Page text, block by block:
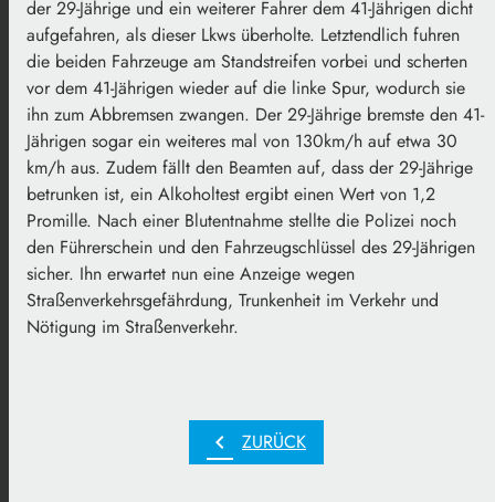
der 29-Jährige und ein weiterer Fahrer dem 41-Jährigen dicht
aufgefahren, als dieser Lkws überholte. Letztendlich fuhren
die beiden Fahrzeuge am Standstreifen vorbei und scherten
vor dem 41-Jährigen wieder auf die linke Spur, wodurch sie
ihn zum Abbremsen zwangen. Der 29-Jährige bremste den 41-
Jährigen sogar ein weiteres mal von 130km/h auf etwa 30
km/h aus. Zudem fällt den Beamten auf, dass der 29-Jährige
betrunken ist, ein Alkoholtest ergibt einen Wert von 1,2
Promille. Nach einer Blutentnahme stellte die Polizei noch
den Führerschein und den Fahrzeugschlüssel des 29-Jährigen
sicher. Ihn erwartet nun eine Anzeige wegen
Straßenverkehrsgefährdung, Trunkenheit im Verkehr und
Nötigung im Straßenverkehr.
chevron_left ZURÜCK